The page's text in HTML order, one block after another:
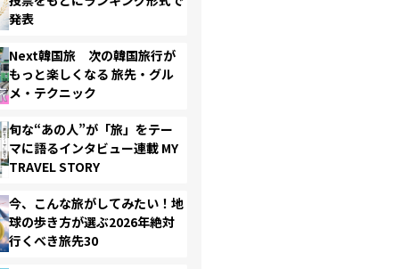
発表
Next韓国旅 次の韓国旅行が
もっと楽しくなる 旅先・グル
メ・テクニック
旬な“あの人”が「旅」をテー
マに語るインタビュー連載 MY
TRAVEL STORY
今、こんな旅がしてみたい！地
球の歩き方が選ぶ2026年絶対
行くべき旅先30